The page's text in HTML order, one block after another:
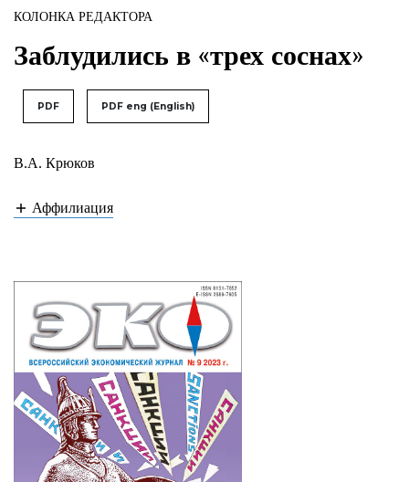
КОЛОНКА РЕДАКТОРА
Заблудились в «трех соснах»
PDF PDF eng (English)
В.А. Крюков
Аффилиация